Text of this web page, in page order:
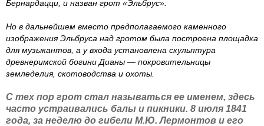
Бернардацци, и назван грот «Эльбрус».
Но в дальнейшем вместо предполагаемого каменного
изображения Эльбруса над гротом была построена площадка
для музыкантов, а у входа установлена скульптура
древнеримской богини Дианы — покровительницы
земледелия, скотоводства и охоты.
С тех пор грот стал называться ее именем, здесь
часто устраивались балы и пикники. 8 июля 1841
года, за неделю до гибели М.Ю. Лермонтов и его